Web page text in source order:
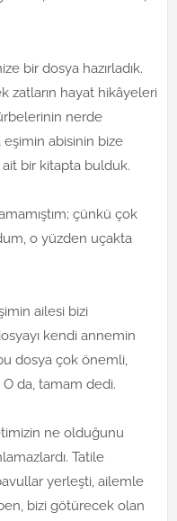
bir dosya hazırladık.
zatların hayat hikâyeleri
nerde
eşimin abisinin bize
bir kitapta bulduk.
çünkü çok
o yüzden uçakta
ailesi bizi
kendi annemin
dosya çok önemli,
da, tamam dedi.
ne olduğunu
Tatile
yerleşti, ailemle
bizi götürecek olan